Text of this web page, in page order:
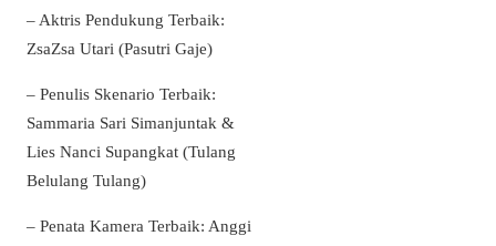
– Aktris Pendukung Terbaik:
ZsaZsa Utari (Pasutri Gaje)
– Penulis Skenario Terbaik:
Sammaria Sari Simanjuntak &
Lies Nanci Supangkat (Tulang
Belulang Tulang)
– Penata Kamera Terbaik: Anggi